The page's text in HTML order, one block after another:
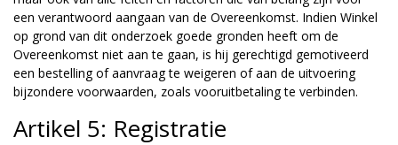
een verantwoord aangaan van de Overeenkomst. Indien Winkel
op grond van dit onderzoek goede gronden heeft om de
Overeenkomst niet aan te gaan, is hij gerechtigd gemotiveerd
een bestelling of aanvraag te weigeren of aan de uitvoering
bijzondere voorwaarden, zoals vooruitbetaling te verbinden.
Artikel 5: Registratie